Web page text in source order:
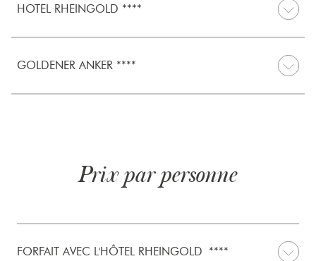
HOTEL RHEINGOLD ****
GOLDENER ANKER ****
Prix par personne
FORFAIT AVEC L'HÔTEL RHEINGOLD ****